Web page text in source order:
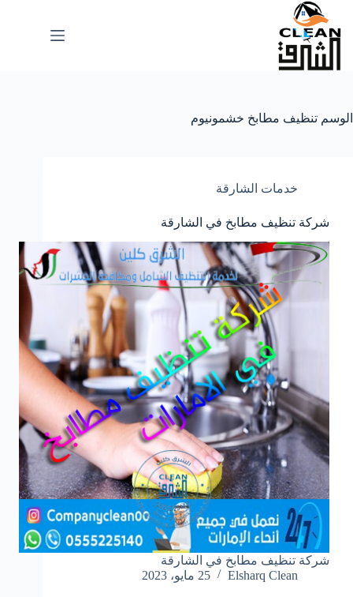
التجاوز
المحتوى
الوسم تنظيف مطابخ خشمونيوم
خدمات الشارقة
شركة تنظيف مطابخ في الشارقة
شركة تنظيف مطابخ في الشارقة
Elsharq Clean
25 مايو، 2023